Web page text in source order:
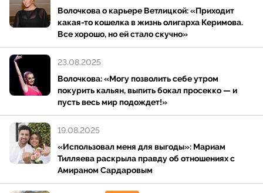
Карьера
Первые коммерческие проекты Сардаров начал
реализовывать в 2000-х годах, занимаясь рекламой
и маркетингом. В 2014 году он выпустил книгу
«Халявы нет», посвященную личному опыту и
взглядам на саморазвитие. Ключевым этапом
карьеры стал запуск 14 июня 2015 года видеоблога
«Дневник хача», который быстро приобрел
широкую популярность и стал одним из самых
обсуждаемых проектов в русскоязычном сегменте.
В последующие годы блог неоднократно входил в
рейтинги самых просматриваемых каналов.
Волочкова о карьере Ветлицкой: «Приходит
какая-то кошелка в жизнь олигарха Керимова.
Все хорошо, но ей стало скучно»
Волочкова: «Могу позволить себе утром
покурить кальян, выпить бокал просекко — и
пусть весь мир подождет!»
23.08.2025
«Использовал меня для выгоды»: Мариам
Тилляева раскрыла правду об отношениях с
Амираном Сардаровым
19.08.2025